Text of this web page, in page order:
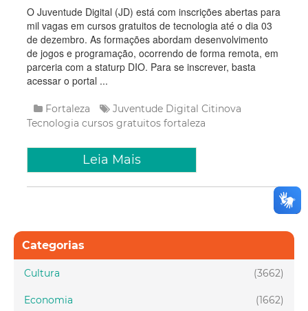
O Juventude Digital (JD) está com inscrições abertas para
mil vagas em cursos gratuitos de tecnologia até o dia 03
de dezembro. As formações abordam desenvolvimento
de jogos e programação, ocorrendo de forma remota, em
parceria com a staturp DIO. Para se inscrever, basta
acessar o portal ...
Fortaleza Juventude Digital Citinova
Tecnologia cursos gratuitos fortaleza
Leia Mais
Categorias
(3662)
Cultura
(1662)
Economia